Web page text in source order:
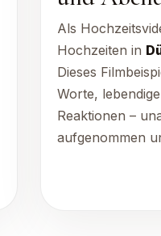
Als
Hochzeiten in
Dieses
Worte,
Reaktionen –
aufgenommen